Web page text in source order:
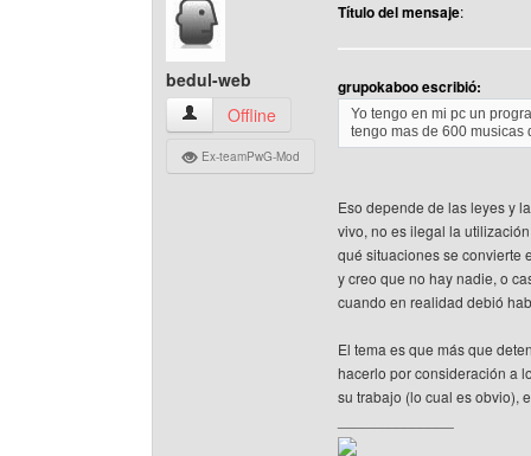
bedul-web
bedul-web Ver perfil del usuario
Offline
Ex-teamPwG-Mod
Título del mensaje:
grupokaboo escribió:
Yo tengo en mi pc un
tengo mas de 600 musicas
Eso depende de las leyes y
vivo, no es ilegal la
qué situaciones se convierte
y creo que no hay nadie, o
cuando en realidad debió
El tema es que más que
hacerlo por consideración a
su trabajo (lo cual es obvio),